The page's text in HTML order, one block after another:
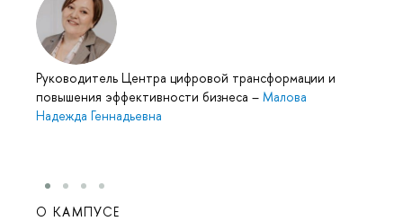
Руководитель Центра цифровой трансформации и
повышения эффективности бизнеса – Малова
Надежда Геннадьевна
О КАМПУСЕ